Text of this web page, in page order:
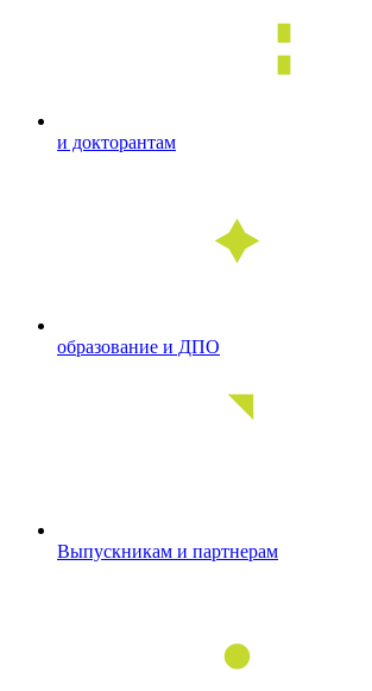
и докторантам
образование и ДПО
Выпускникам и партнерам